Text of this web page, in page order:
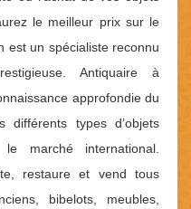
le meilleur prix sur le
est un spécialiste reconnu
Antiquaire à
approfondie du
types d’objets
marché international.
restaure et vend tous
bibelots, meubles,